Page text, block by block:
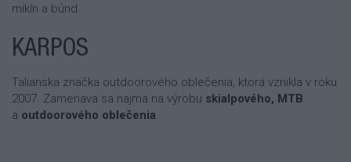
mikín a búnd.
KARPOS
Talianska značka outdoorového oblečenia, ktorá vznikla v roku
2007. Zameriava sa najmä na výrobu skialpového, MTB
a outdoorového oblečenia.